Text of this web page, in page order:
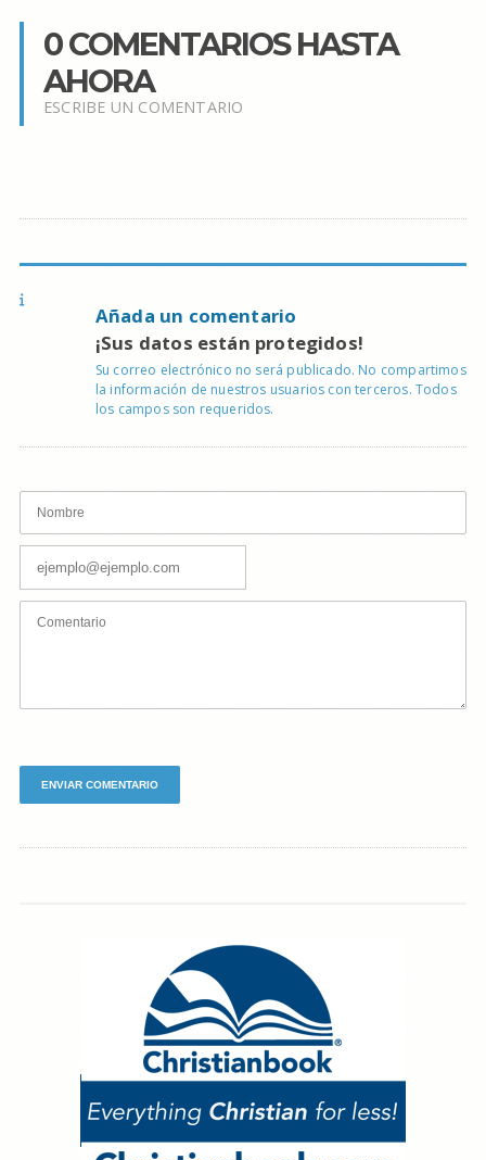
0 COMENTARIOS HASTA
AHORA
ESCRIBE UN COMENTARIO
Añada un comentario
¡Sus datos están protegidos!
Su correo electrónico no será publicado. No compartimos
la información de nuestros usuarios con terceros. Todos
los campos son requeridos.